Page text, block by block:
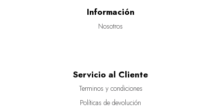
Información
Nosotros
Servicio al Cliente
Terminos y condiciones
Políticas de devolución